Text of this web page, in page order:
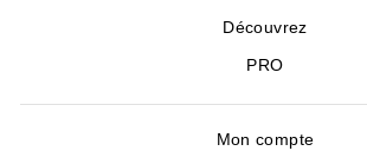
Découvrez
PRO
Mon compte